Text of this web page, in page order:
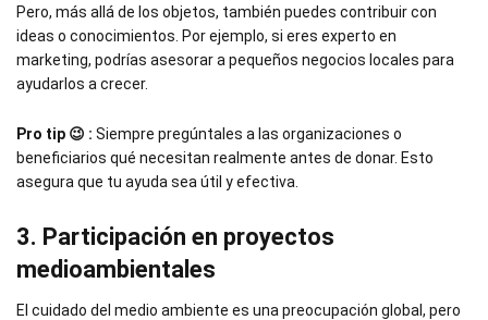
Pero, más allá de los objetos, también puedes contribuir con
ideas o conocimientos. Por ejemplo, si eres experto en
marketing, podrías asesorar a pequeños negocios locales para
ayudarlos a crecer.
Pro tip 😉 : Siempre pregúntales a las organizaciones o
beneficiarios qué necesitan realmente antes de donar. Esto
asegura que tu ayuda sea útil y efectiva.
3. Participación en proyectos
medioambientales
El cuidado del medio ambiente es una preocupación global, pero